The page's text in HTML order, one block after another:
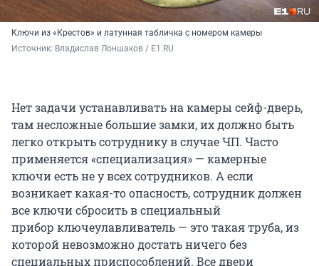
Ключи из «Крестов» и латунная табличка с номером камеры
Источник: Владислав Лоншаков / E1.RU
Нет задачи устанавливать на камеры сейф-дверь,
там несложные большие замки, их должно быть
легко открыть сотруднику в случае ЧП. Часто
применяется «специализация» — камерные
ключи есть не у всех сотрудников. А если
возникает какая-то опасность, сотрудник должен
все ключи сбросить в специальный
прибор ключеулавливатель — это такая труба, из
которой невозможно достать ничего без
специальных приспособлений. Все двери